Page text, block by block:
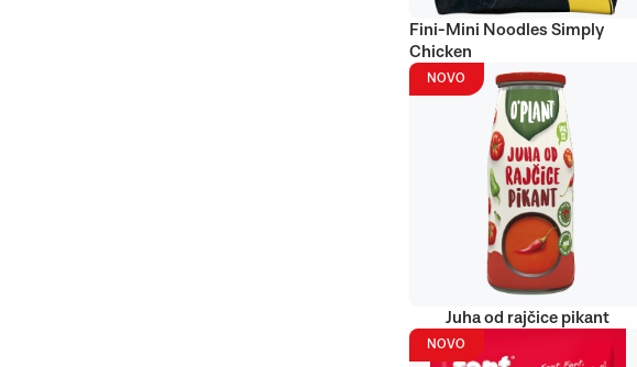
Fini-Mini Noodles Simply
Chicken
NOVO
Juha od rajčice pikant
NOVO